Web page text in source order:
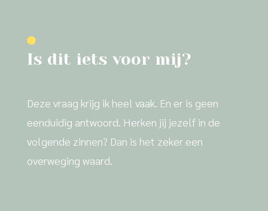
Is dit iets voor mij?
Deze vraag krijg ik heel vaak. En er is geen
eenduidig antwoord. Herken jij jezelf in de
volgende zinnen? Dan is het zeker een
overweging waard.